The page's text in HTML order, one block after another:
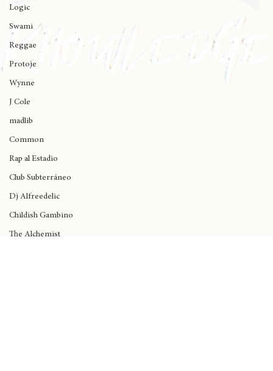
Columbia
Logic
Swami
Reggae
Protoje
Wynne
J Cole
madlib
Common
Rap al Estadio
Club Subterráneo
Dj Alfreedelic
Childish Gambino